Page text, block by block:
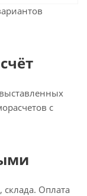
с
Оплата